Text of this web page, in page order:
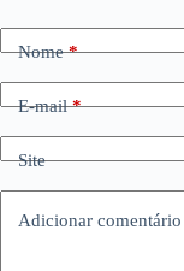
Nome*
E-mail*
Site
Adicionar comentário